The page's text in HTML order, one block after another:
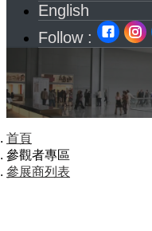
English
Follow :
首頁
參觀者專區
參展商列表